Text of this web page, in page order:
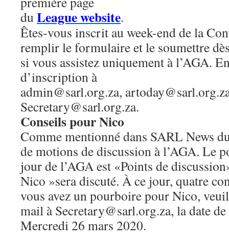
du League website.
Êtes-vous inscrit au week-end de la
remplir le formulaire et le soumettre
si vous assistez uniquement à l’AGA.
d’inscription à
admin@sarl.org.za,
Secretary@sarl.org.za.
Conseils pour Nico
Comme mentionné dans SARL News
de motions de discussion à l’AGA. Le
jour de l’AGA est «Points de
Nico »sera discuté. À ce jour, quatre
vous avez un pourboire pour Nico,
mail à Secretary@sarl.org.za, la date
Mercredi 26 mars 2020.